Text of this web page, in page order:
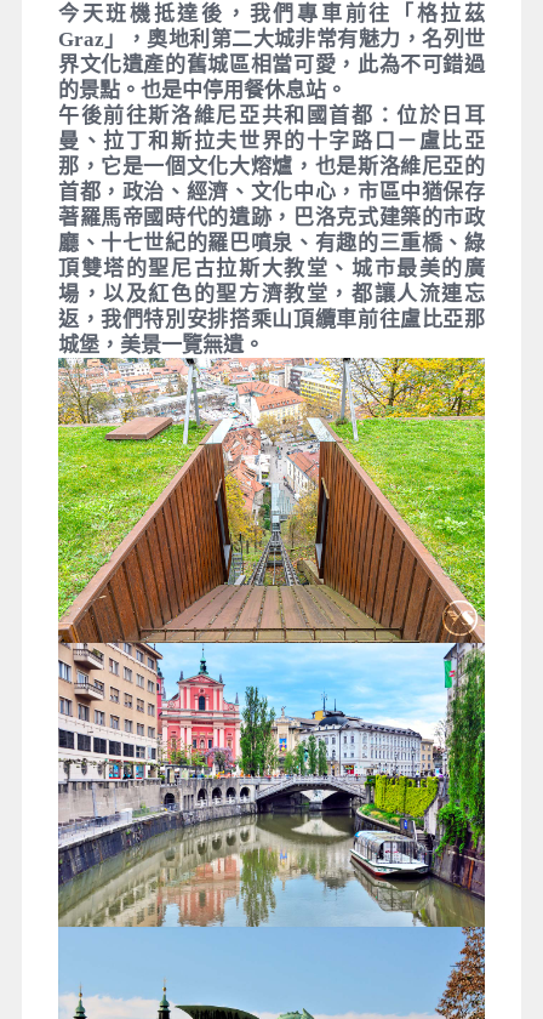
今天班機抵達後，我們專車前往「格拉茲
Graz」，奧地利第二大城非常有魅力，名列世
界文化遺產的舊城區相當可愛，此為不可錯過
的景點。也是中停用餐休息站。
午後前往斯洛維尼亞共和國首都：位於日耳
曼、拉丁和斯拉夫世界的十字路口－盧比亞
那，它是一個文化大熔爐，也是斯洛維尼亞的
首都，政治、經濟、文化中心，市區中猶保存
著羅馬帝國時代的遺跡，巴洛克式建築的市政
廳、十七世紀的羅巴噴泉、有趣的三重橋、綠
頂雙塔的聖尼古拉斯大教堂、城市最美的廣
場，以及紅色的聖方濟教堂，都讓人流連忘
返，我們特別安排搭乘山頂纜車前往盧比亞那
城堡，美景一覽無遺。